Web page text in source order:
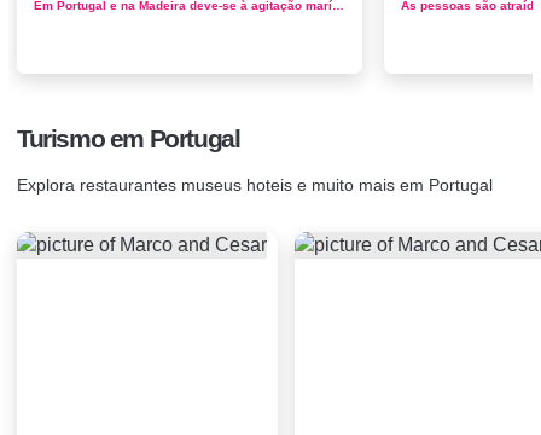
Turismo em Portugal
Explora restaurantes museus hoteis e muito mais em Portugal